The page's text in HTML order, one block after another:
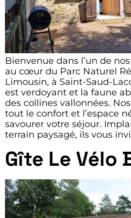
Bienvenue dans l’un de
au cœur du Parc Naturel
Limousin, à Saint-Saud-
est verdoyant et la faune
des collines vallonnées.
tout le confort et l’espace
savourer votre séjour.
terrain paysagé, ils vous
Gîte Le Vélo